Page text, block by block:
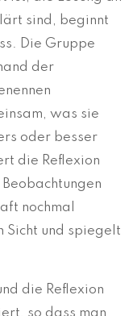
sind, beginnt
Die Gruppe
der
was sie
oder besser
die Reflexion
nochmal
Sicht und spiegelt
die Reflexion
so dass man